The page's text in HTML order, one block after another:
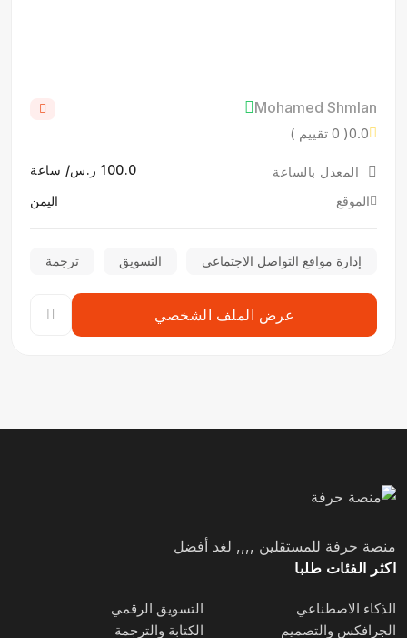
Mohamed Shmlan
0.0( 0 تقييم )
المعدل بالساعة
100.0 ر.س/ ساعة
الموقع
اليمن
إدارة مواقع التواصل الاجتماعي التسويق ترجمة
عرض الملف الشخصي
منصة حرفة للمستقلين ,,,, لغد أفضل
اكثر الفئات طلبا
الذكاء الاصطناعي
التسويق الرقمي
الجرافكس والتصميم
الكتابة والترجمة